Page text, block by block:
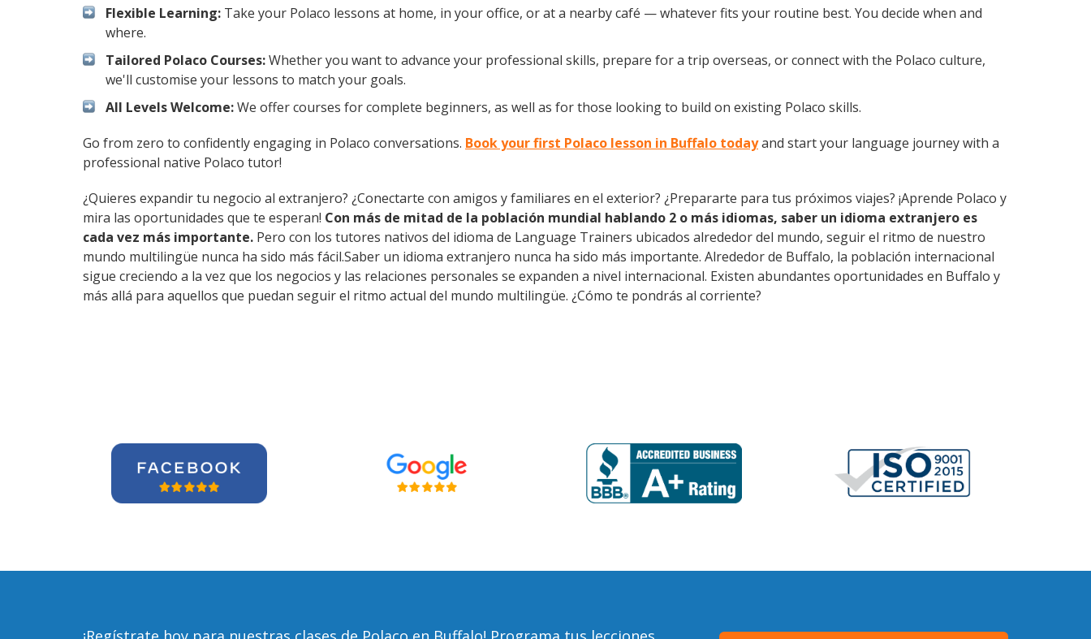
Flexible Learning: Take your Polaco lessons at home, in your office, or at a nearby café — whatever fits your routine best. You decide when and
where.
Tailored Polaco Courses:Whether you want to advance your professional skills, prepare for a trip overseas, or connect with the Polaco culture,
we'll customise your lessons to match your goals.
All Levels Welcome:We offer courses for complete beginners, as well as for those looking to build on existing Polaco skills.
Go from zero to confidently engaging in Polaco conversations. Book your first Polaco lesson in Buffalo todayand start your language journey with a
professional native Polaco tutor!
¿Quieres expandir tu negocio al extranjero? ¿Conectarte con amigos y familiares en el exterior? ¿Prepararte para tus próximos viajes? ¡Aprende Polaco y
mira las oportunidades que te esperan! Con más de mitad de la población mundial hablando 2 o más idiomas, saber un idioma extranjero es
cada vez más importante. Pero con los tutores nativos del idioma de Language Trainers ubicados alrededor del mundo, seguir el ritmo de nuestro
mundo multilingüe nunca ha sido más fácil.Saber un idioma extranjero nunca ha sido más importante. Alrededor de Buffalo, la población internacional
sigue creciendo a la vez que los negocios y las relaciones personales se expanden a nivel internacional. Existen abundantes oportunidades en Buffalo y
más allá para aquellos que puedan seguir el ritmo actual del mundo multilingüe. ¿Cómo te pondrás al corriente?